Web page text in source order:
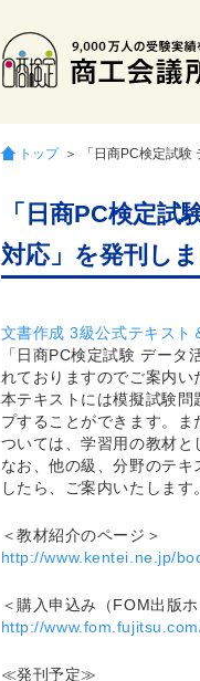
トップ ＞ 「日商PC検定試験
「日商PC検定
対応」を発刊し
文書作成 3級公式テキスト
「日商PC検定試験 デー
れておりますのでご案内い
本テキストには模擬試験
プすることができます。ま
ついては、学習用の教材と
なお、他の級、分野のテ
したら、ご案内いたします。
＜教材紹介のページ＞
http://www.kentei.ne.jp/
＜購入申込み（FOM出版
http://
≪発刊予定≫